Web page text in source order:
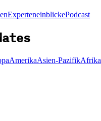
ExperteneinblickePodcast
AmerikaAsien-PazifikAfrika